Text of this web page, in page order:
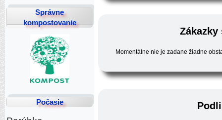
Správne
kompostovanie
Počasie
Momentálne nie je zadane žiadne